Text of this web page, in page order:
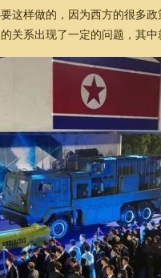
这样做的，因为西方的很多
关系出现了一定的问题，其